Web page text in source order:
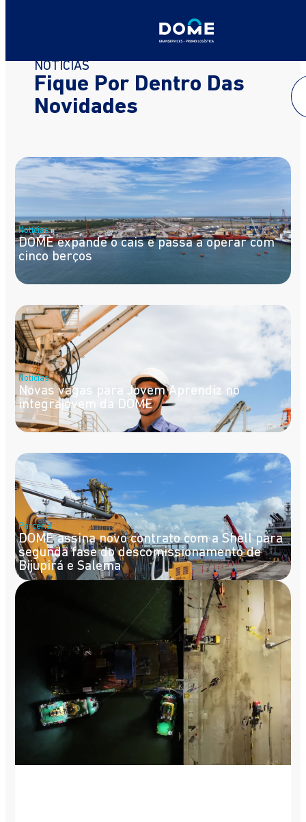
NOTÍCIAS
Fique Por Dentro Das
Novidades
Notícias
DOME expande o cais e passa a operar com
cinco berços
Notícias
Novas vagas para Jovem Aprendiz no
integrajovem da DOME
Parceria
DOME assina novo contrato com a Shell para
segunda fase do descomissionamento de
Bijupirá e Salema